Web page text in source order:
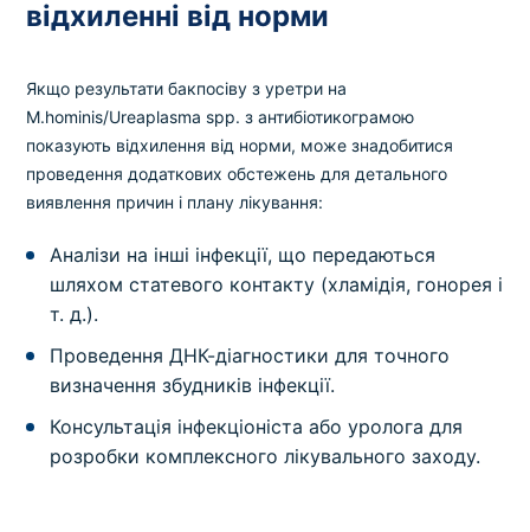
відхиленні від норми
Якщо результати бакпосіву з уретри на
M.hominis/Ureaplasma spp. з антибіотикограмою
показують відхилення від норми, може знадобитися
проведення додаткових обстежень для детального
виявлення причин і плану лікування:
Аналізи на інші інфекції, що передаються
шляхом статевого контакту (хламідія, гонорея і
т. д.).
Проведення ДНК-діагностики для точного
визначення збудників інфекції.
Консультація інфекціоніста або уролога для
розробки комплексного лікувального заходу.